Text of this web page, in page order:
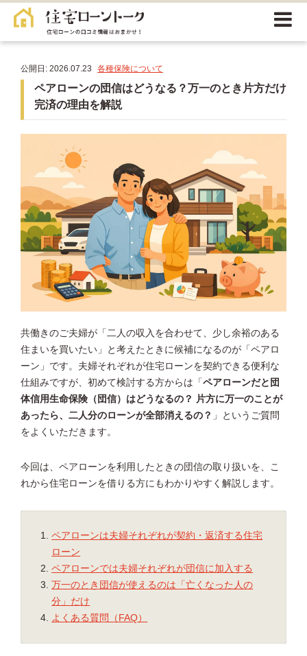
公開日: 2026.07.23 各種保険について
ペアローンの団信はどうなる？万一のとき片方だけ
完済の理由を解説
共働きのご夫婦が「二人の収入を合わせて、少し余裕のある
住まいを買いたい」と考えたときに候補になるのが「ペアロ
ーン」です。夫婦それぞれが住宅ローンを契約できる便利な
仕組みですが、初めて検討する方からは「ペアローンだと団
体信用生命保険（団信）はどうなるの？ 片方に万一のことが
あったら、二人分のローンが全部消えるの？ 」というご質問
をよくいただきます。
今回は、ペアローンを利用したときの団信の取り扱いを、こ
れから住宅ローンを借りる方にもわかりやすく解説します。
ペアローンは夫婦それぞれが契約・返済する住宅
ローン
ペアローンでは夫婦それぞれが団信に加入する
万一のとき団信が使えるのは「亡くなった人の
分」だけ
よくある質問（FAQ）